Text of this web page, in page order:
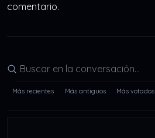
comentario.
Buscar en la conversación
Más recientes Más antiguos Más votados